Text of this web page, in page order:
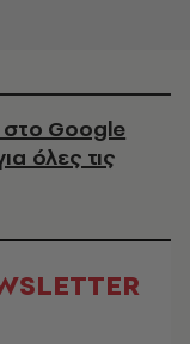
Google
όλες τις